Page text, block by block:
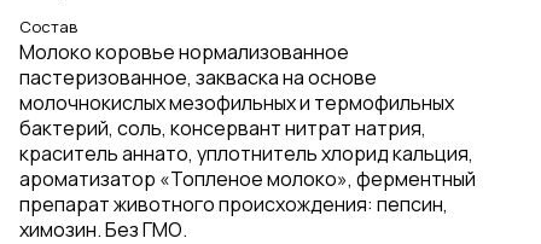
Состав
Молоко коровье нормализованное
пастеризованное, закваска на основе
молочнокислых мезофильных и термофильных
бактерий, соль, консервант нитрат натрия,
краситель аннато, уплотнитель хлорид кальция,
ароматизатор «Топленое молоко», ферментный
препарат животного происхождения: пепсин,
химозин. Без ГМО.